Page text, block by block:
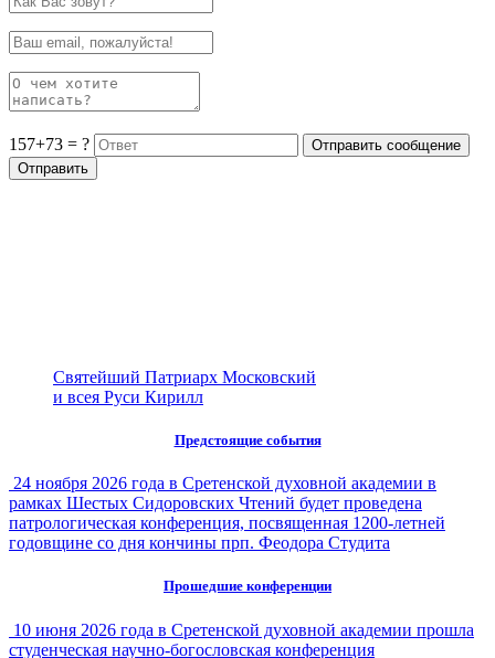
157+73 = ?
Святейший Патриарх Московский
и всея Руси Кирилл
Предстоящие события
24 ноября 2026 года в Сретенской духовной академии в
рамках Шестых Сидоровских Чтений будет проведена
патрологическая конференция, посвященная 1200-летней
годовщине со дня кончины прп. Феодора Студита
Прошедшие конференции
10 июня 2026 года в Сретенской духовной академии прошла
студенческая научно-богословская конференция